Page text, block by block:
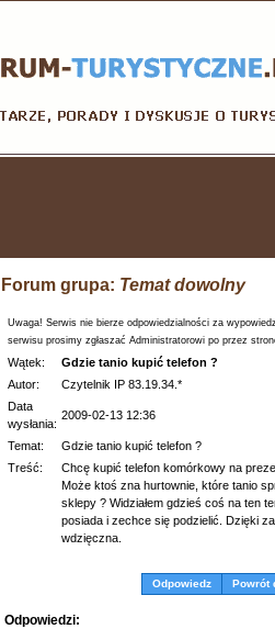
Forum grupa: Temat dowolny
Uwaga! Serwis nie bierze odpowiedzialności za
serwisu prosimy zgłaszać Administratorowi po przez
Wątek:
Gdzie tanio kupić telefon ?
Autor:
Czytelnik IP 83.19.34.*
Data
wysłania:
2009-02-13 12:36
Temat:
Gdzie tanio kupić telefon ?
Treść:
Chcę kupić telefon komórkowy na
Może ktoś zna hurtownie, które tanio
sklepy ? Widziałem gdzieś coś na ten
posiada i zechce się podzielić. Dzięki
wdzięczna.
Odpowiedz Powrót
Odpowiedzi: